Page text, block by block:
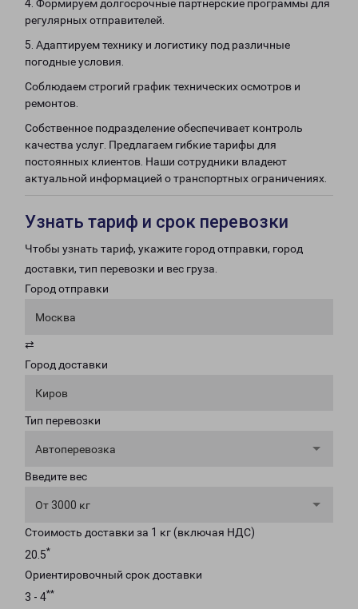
4. Формируем долгосрочные партнерские программы для
регулярных отправителей.
5. Адаптируем технику и логистику под различные
погодные условия.
Соблюдаем строгий график технических осмотров и
ремонтов.
Собственное подразделение обеспечивает контроль
качества услуг. Предлагаем гибкие тарифы для
постоянных клиентов. Наши сотрудники владеют
актуальной информацией о транспортных ограничениях.
Узнать тариф и срок перевозки
Чтобы узнать тариф, укажите город отправки, город
доставки, тип перевозки и вес груза.
Город отправки
Москва
⇄
Город доставки
Киров
Тип перевозки
Автоперевозка
Введите вес
От 3000 кг
Стоимость доставки за 1 кг (включая НДС)
20.5*
Ориентировочный срок доставки
3 - 4**